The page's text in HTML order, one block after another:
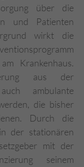
über die
und Patienten
wirkt die
Krankenhaus.
aus der
ambulante
die bisher
Durch die
der stationären
mit der
seinem